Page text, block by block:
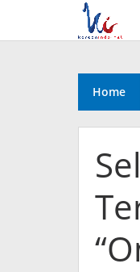
content
Home